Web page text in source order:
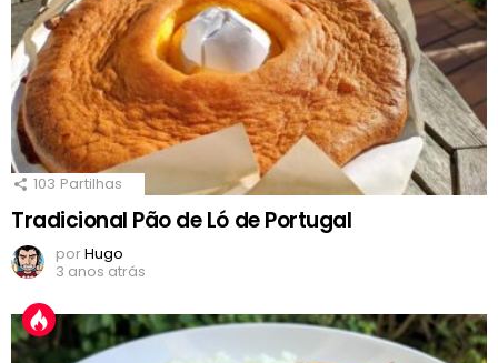
103 Partilhas
Tradicional Pão de Ló de Portugal
porHugo
3 anos atrás